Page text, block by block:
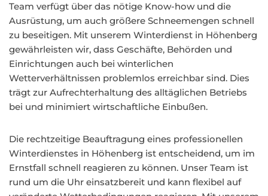
Team verfügt über das nötige Know-how und die
Ausrüstung, um auch größere Schneemengen schnell
zu beseitigen. Mit unserem Winterdienst in Höhenberg
gewährleisten wir, dass Geschäfte, Behörden und
Einrichtungen auch bei winterlichen
Wetterverhältnissen problemlos erreichbar sind. Dies
trägt zur Aufrechterhaltung des alltäglichen Betriebs
bei und minimiert wirtschaftliche Einbußen.
Die rechtzeitige Beauftragung eines professionellen
Winterdienstes in Höhenberg ist entscheidend, um im
Ernstfall schnell reagieren zu können. Unser Team ist
rund um die Uhr einsatzbereit und kann flexibel auf